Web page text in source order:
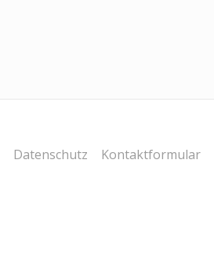
Datenschutz Kontaktformular